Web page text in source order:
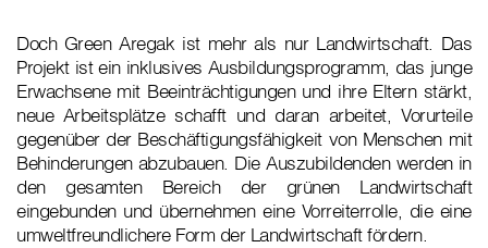
Doch Green Aregak ist mehr als nur Landwirtschaft. Das
Projekt ist ein inklusives Ausbildungsprogramm, das junge
Erwachsene mit Beeinträchtigungen und ihre Eltern stärkt,
neue Arbeitsplätze schafft und daran arbeitet, Vorurteile
gegenüber der Beschäftigungsfähigkeit von Menschen mit
Behinderungen abzubauen. Die Auszubildenden werden in
den gesamten Bereich der grünen Landwirtschaft
eingebunden und übernehmen eine Vorreiterrolle, die eine
umweltfreundlichere Form der Landwirtschaft fördern.